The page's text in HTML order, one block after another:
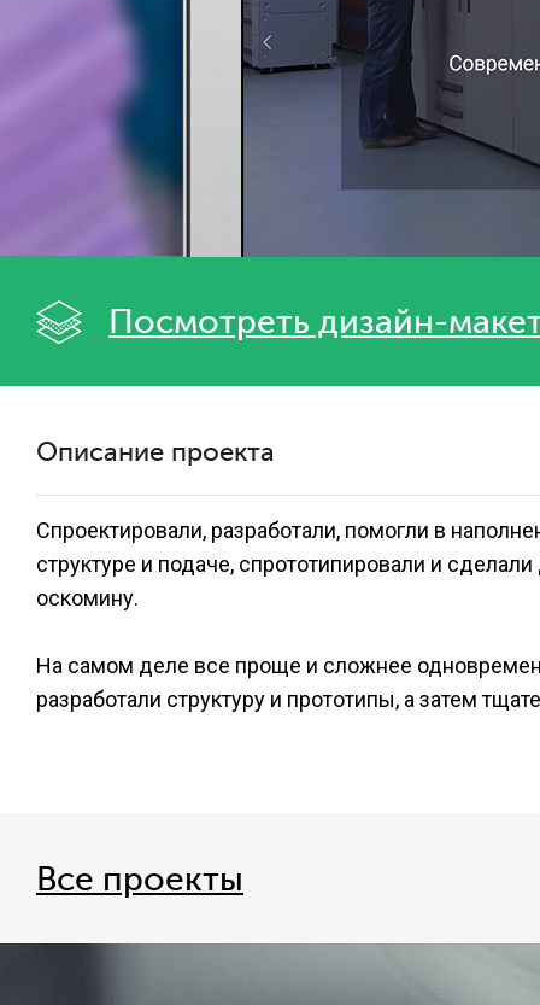
Посмотреть дизайн-
Описание проекта
Спроектировали, разработали, помогли в
структуре и подаче, спрототипировали и
оскомину.
На самом деле все проще и сложнее
разработали структуру и прототипы, а затем
Все проекты